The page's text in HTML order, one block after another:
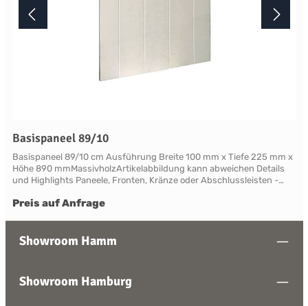
Basispaneel 89/10
Basispaneel 89/10 cm Ausführung Breite 100 mm x Tiefe 225 mm x
Höhe 890 mmMassivholzArtikelabbildung kann abweichen Details
und Highlights Paneele, Fronten, Kränze oder Abschlussleisten -
Modellen mit variablen Ausstattungen und DimensionenNahezu
Service Die Palette der eleganten, handwerklichen Lackfarben von
mischen. Jedes Möbelstück von Neptune kann in Ihrem
Wunschfarbton aus der Neptune Farbkollektion gestrichen werden -
Preis auf Anfrage
Showroom Hamm
Showroom Hamburg